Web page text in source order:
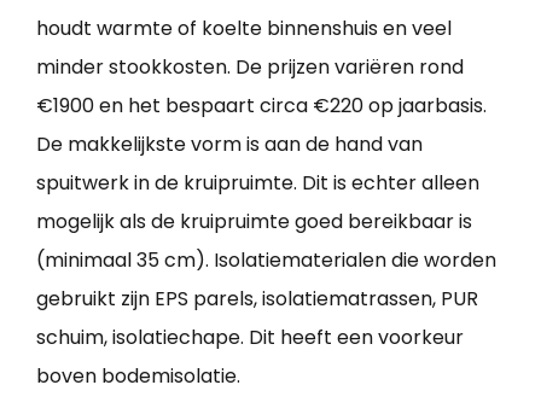
houdt warmte of koelte binnenshuis en veel
minder stookkosten. De prijzen variëren rond
€1900 en het bespaart circa €220 op jaarbasis.
De makkelijkste vorm is aan de hand van
spuitwerk in de kruipruimte. Dit is echter alleen
mogelijk als de kruipruimte goed bereikbaar is
(minimaal 35 cm). Isolatiematerialen die worden
gebruikt zijn EPS parels, isolatiematrassen, PUR
schuim, isolatiechape. Dit heeft een voorkeur
boven bodemisolatie.